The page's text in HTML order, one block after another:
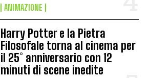
ANIMAZIONE
Harry Potter e la Pietra
Filosofale torna al cinema per
il 25° anniversario con 12
minuti di scene inedite